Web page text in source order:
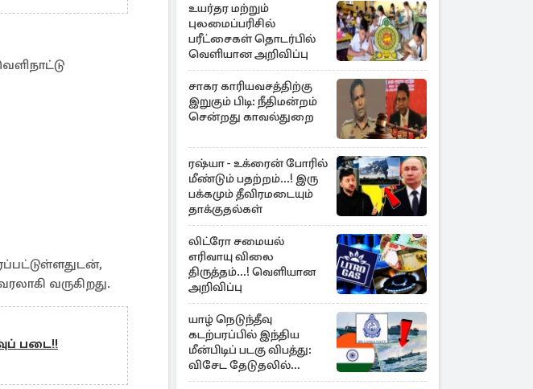
வருகிறது.
படை!!
உயர்தர மற்றும்
புலமைப்பரிசில்
பரீட்சைகள் தொடர்பில்
வெளியான அறிவிப்பு
சாகர காரியவசத்திற்கு
இறுகும் பிடி: நீதிமன்றம்
சென்றது காவல்துறை
ரஷ்யா - உக்ரைன் போரில்
மீண்டும் பதற்றம்...! இரு
பக்கமும் தீவிரமடையும்
தாக்குதல்கள்
லிட்ரோ சமையல்
எரிவாயு விலை
திருத்தம்...! வெளியான
அறிவிப்பு
யாழ் நெடுந்தீவு
கடற்பரப்பில் இந்திய
மீன்பிடிப் படகு விபத்து:
விசேட தேடுதலில்
இலங்கை கடற்படை